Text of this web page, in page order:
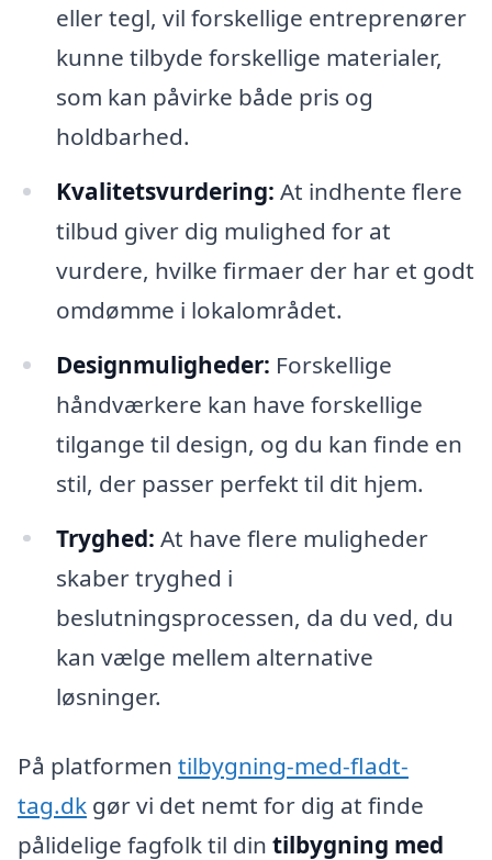
eller tegl, vil forskellige entreprenører
kunne tilbyde forskellige materialer,
som kan påvirke både pris og
holdbarhed.
Kvalitetsvurdering: At indhente flere
tilbud giver dig mulighed for at
vurdere, hvilke firmaer der har et godt
omdømme i lokalområdet.
Designmuligheder: Forskellige
håndværkere kan have forskellige
tilgange til design, og du kan finde en
stil, der passer perfekt til dit hjem.
Tryghed: At have flere muligheder
skaber tryghed i
beslutningsprocessen, da du ved, du
kan vælge mellem alternative
løsninger.
På platformen tilbygning-med-fladt-
tag.dk gør vi det nemt for dig at finde
pålidelige fagfolk til din tilbygning med